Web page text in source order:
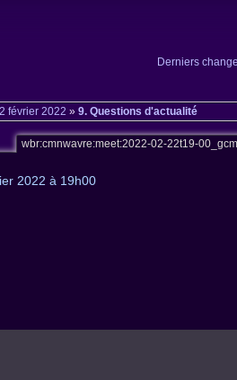
Derniers
février 2022 »9. Questions d'actualité
wbr:cmnwavre:meet:2022-02-22t19-
2022 à 19h00